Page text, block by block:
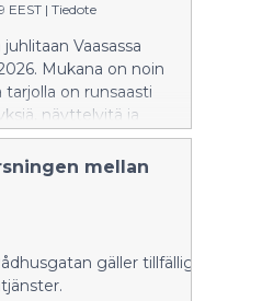
EEST | Tiedote
Vaasassa
Mukana on noin
on runsaasti
näyttelyitä ja
kaikenikäisille.
jossa
taiteilijoiden
mellan
gäller tillfälliga